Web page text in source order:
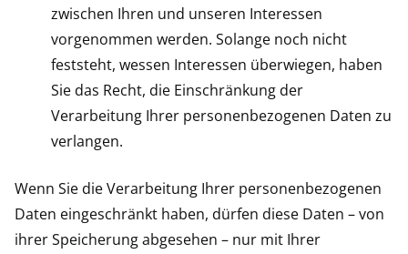
zwischen Ihren und unseren Interessen
vorgenommen werden. Solange noch nicht
feststeht, wessen Interessen überwiegen, haben
Sie das Recht, die Einschränkung der
Verarbeitung Ihrer personenbezogenen Daten zu
verlangen.
Wenn Sie die Verarbeitung Ihrer personenbezogenen
Daten eingeschränkt haben, dürfen diese Daten – von
ihrer Speicherung abgesehen – nur mit Ihrer